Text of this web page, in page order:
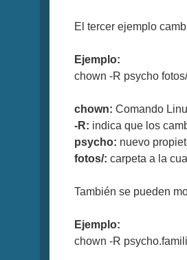
El tercer ejemplo
Ejemplo:
chown -R psycho fotos/
chown: Comando
-R: indica que los
psycho: nuevo
fotos/: carpeta a la
También se pueden
Ejemplo:
chown -R